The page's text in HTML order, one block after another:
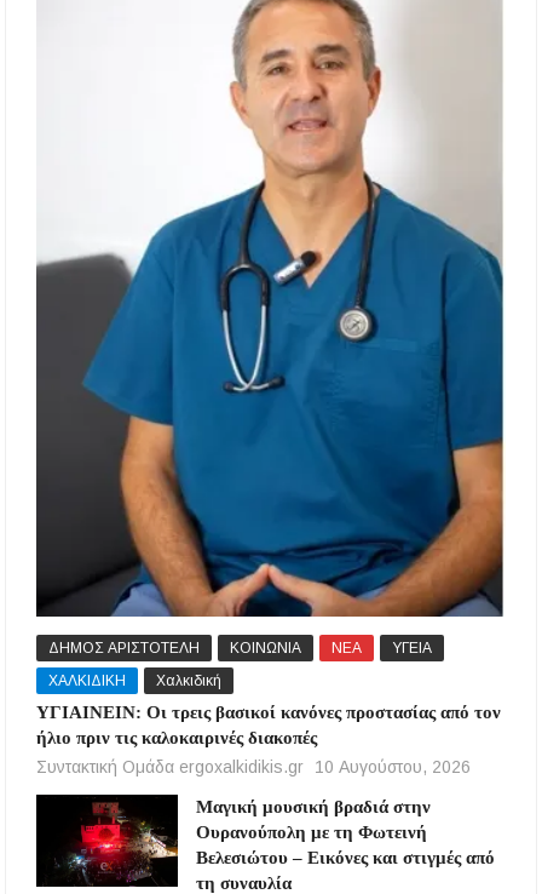
ΔΗΜΟΣ ΑΡΙΣΤΟΤΕΛΗ ΚΟΙΝΩΝΙΑ ΝΕΑ
ΥΓΕΙΑ
ΧΑΛΚΙΔΙΚΗ
Χαλκιδική
ΥΓΙΑΙΝΕΙΝ: Οι τρεις βασικοί κανόνες προστασίας από τον
ήλιο πριν τις καλοκαιρινές διακοπές
Συντακτική Ομάδα ergoxalkidikis.gr
10 Αυγούστου, 2026
Μαγική μουσική βραδιά στην
Ουρανούπολη με τη Φωτεινή
Βελεσιώτου – Εικόνες και στιγμές από
τη συναυλία